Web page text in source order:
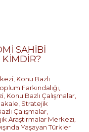
SAHİBİ
, Konu Bazlı
Farkındalığı,
, Konu Bazlı Çalışmalar,
, Stratejik
Çalışmalar,
Araştırmalar Merkezi,
Yaşayan Türkler